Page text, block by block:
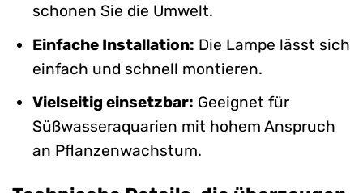
schonen Sie die Umwelt.
Einfache Installation: Die Lampe lässt sich
einfach und schnell montieren.
Vielseitig einsetzbar: Geeignet für
Süßwasseraquarien mit hohem Anspruch
an Pflanzenwachstum.